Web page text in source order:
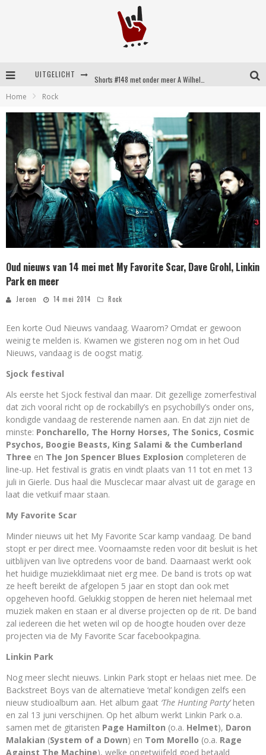
UITGELICHT
Shorts #149 met onder meer No Cure, Eva Under Fire, The Hu en Sleeping With Sirens
Home Rock
Oud nieuws van 14 mei met My Favorite Scar, Dave Grohl, Linkin
Park en meer
Jeroen 14 mei 2014 Rock
Een korte Oud Nieuws vandaag. Waarom? Omdat er gewoon
weinig te melden is. Kwamen we gisteren nog om in het Oud
Nieuws, vandaag is de oogst matig.
Sjock festival
Als eerste het Sjock festival dan maar. Dit gezellige zomerfestival
dat zich vooral richt op de rockabilly’s en psychobilly’s onder ons,
kondigde vandaag de resterende namen aan. En dat zijn niet de
minste: Poncharello, The Horny Horses, The Sonics, Cosmic
Psychos, Boogie Beasts, King Salami & the Cumberland
Three en The Jon Spencer Blues Explosion completeren de
line-up. Het festival is gratis en vindt plaats van 11 tot en met 13
juli in Gierle. Dus haal die Musclecar maar alvast uit de garage en
laat die vetkuif maar staan.
My Favorite Scar
Minder nieuws uit het My Favorite Scar kamp vandaag. De band
stopt er per direct mee. Voornaamste reden voor dit besluit is het
uitblijven van live optredens voor de band. Daarnaast werkt ook
het huidige muziekklimaat niet erg mee. De band is trots op wat
ze heeft bereikt de afgelopen 5 jaar en stopt dan ook met
opgeheven hoofd. Gelukkig stoppen de heren niet helemaal met
muziek maken en staan er al diverse projecten op de rit. De band
zal iedereen die het weten wil op de hoogte houden over deze
projecten via de My Favorite Scar facebookpagina.
Linkin Park
Nog meer slecht nieuws. Linkin Park stopt er helaas niet mee. De
Backstreet Boys van de alternatieve ‘metal’ kondigen zelfs een
nieuw studioalbum aan. Het album gaat ‘The Hunting Party’heten
en zal 13 juni verschijnen. Op het album werkt Linkin Park o.a.
samen met de gitaristen Page Hamilton (o.a. Helmet), Daron
Malakian (System of a Down) en Tom Morello (o.a. Rage
Against The Machine), welke ongetwijfeld goed betaald